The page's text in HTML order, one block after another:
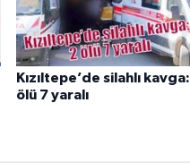
Kızıltepe’de silahlı
ölü 7 yaralı